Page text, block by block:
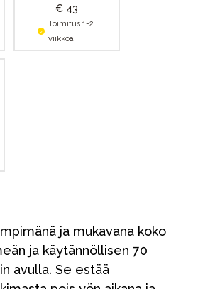
€ 43
Toimitus 1-2
viikkoa
ja mukavana koko
ja käytännöllisen 70
avulla. Se estää